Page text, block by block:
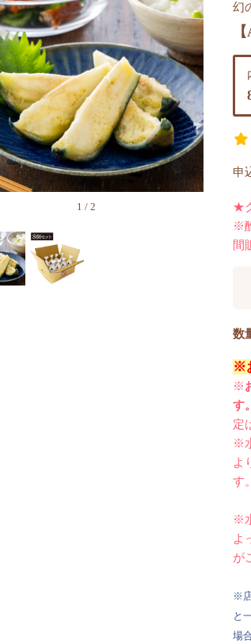
1 / 2
幻
申
★
※
間
数
※
※
す。
定
※
よ
す
※
よ
が
※
と
場